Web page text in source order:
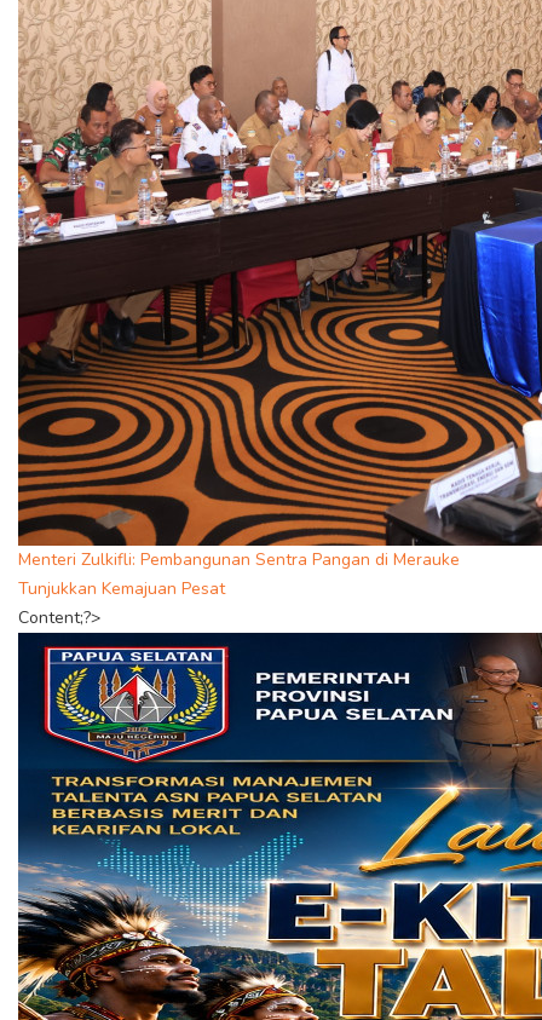
Menteri Zulkifli: Pembangunan Sentra Pangan di Merauke
Tunjukkan Kemajuan Pesat
Content;?>